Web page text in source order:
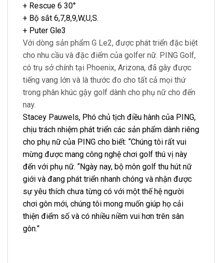
+ Rescue 6 30°
+ Bộ sắt 6,7,8,9,W,U,S.
+ Puter Gle3
Với dòng sản phẩm G Le2, được phát triển đặc biệt
cho nhu cầu và đặc điểm của golfer nữ. PING Golf,
có trụ sở chính tại Phoenix, Arizona, đã gây được
tiếng vang lớn và là thước đo cho tất cả mọi thứ
trong phân khúc gậy golf dành cho phụ nữ cho đến
nay.
Stacey Pauwels, Phó chủ tịch điều hành của PING,
chịu trách nhiệm phát triển các sản phẩm dành riêng
cho phụ nữ của PING cho biết: “Chúng tôi rất vui
mừng được mang công nghệ chơi golf thú vị này
đến với phụ nữ. “Ngày nay, bộ môn golf thu hút nữ
giới và đang phát triển nhanh chóng và nhận được
sự yêu thích chưa từng có với một thế hệ người
chơi gôn mới, chúng tôi mong muốn giúp họ cải
thiện điểm số và có nhiều niềm vui hơn trên sân
gôn.”